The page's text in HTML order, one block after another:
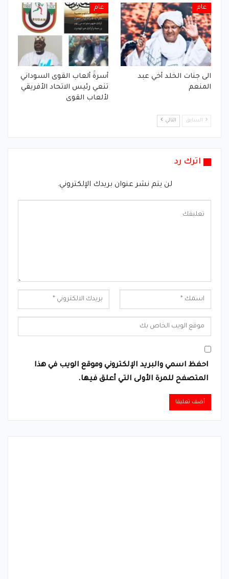
عام
الى جنات الخلد أخي عبد
المنعم
عام
أسرةَ ألعاب القوى السوداني
تنعي رئيس الاتحاد الأفريقي
لألعاب القوى
السابق التالي
اترك رد
لن يتم نشر عنوان بريدك الإلكتروني.
احفظ اسمي والبريد الإلكتروني وموقع الويب في هذا
المتصفح للمرة الأولى التي أعلق فيها.